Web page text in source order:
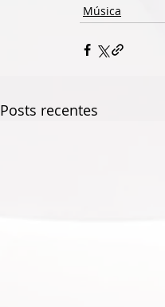
Música
Posts recentes